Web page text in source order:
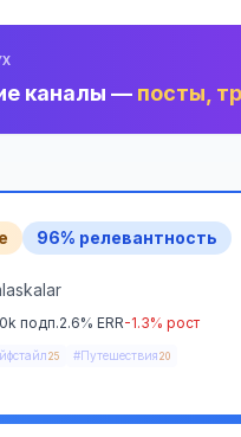
каналы — посты,
96% релевантность
подп.2.6% ERR-1.3% рост
25 #Путешествия 20